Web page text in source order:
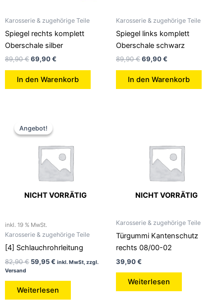
Karosserie & zugehörige Teile
Spiegel rechts komplett
Oberschale silber
89,90€69,90€
In den Warenkorb
Karosserie & zugehörige Teile
Spiegel links komplett
Oberschale schwarz
89,90€69,90€
In den Warenkorb
Angebot!
NICHT VORRÄTIG
Angebot!
inkl. 19 % MwSt.
Karosserie & zugehörige Teile
[4] Schlauchrohrleitung
82,90€
Preis
war:
59,95€ inkl. MwSt, zzgl.
Versand
Weiterlesen
NICHT VORRÄTIG
Karosserie & zugehörige Teile
Türgummi Kantenschutz
rechts 08/00-02
39,90€
Weiterlesen